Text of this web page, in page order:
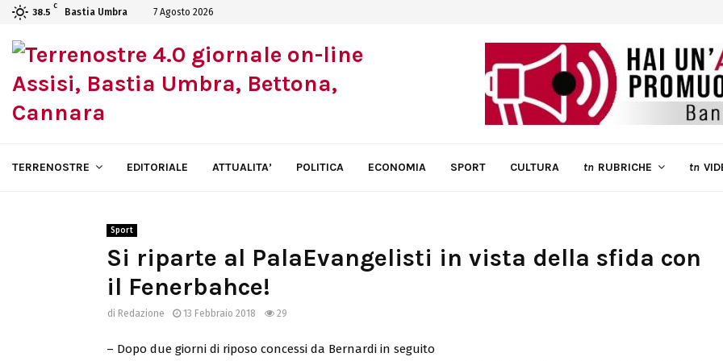
38.5
C
Bastia Umbra 7 Agosto 2026
TERRENOSTRE EDITORIALE ATTUALITA’ POLITICA ECONOMIA SPORT CULTURA tn RUBRICHE tn
Sport
Si riparte al PalaEvangelisti in vista della sfida con
il Fenerbahce!
di Redazione 13 Febbraio 2018 29
– Dopo due giorni di riposo concessi da Bernardi in seguito